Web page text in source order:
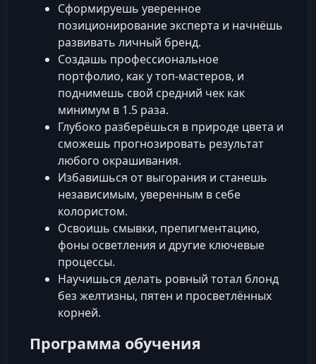
Сформируешь уверенное
позиционирование эксперта и начнёшь
развивать личный бренд.
Создашь профессиональное
портфолио, как у топ-мастеров, и
поднимешь свой средний чек как
минимум в 1.5 раза.
Глубоко разберёшься в природе цвета и
сможешь прогнозировать результат
любого окрашивания.
Избавишься от выгорания и станешь
независимым, уверенным в себе
колористом.
Освоишь смывки, препигментацию,
фоны осветления и другие ключевые
процессы.
Научишься делать ровный тотал блонд
без желтизны, пятен и просветлённых
корней.
Программа обучения